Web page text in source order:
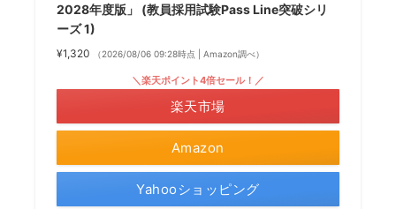
2028年度版」 (教員採用試験Pass Line突破シリ
ーズ 1)
¥1,320 （2026/08/06 09:28時点 | Amazon調べ）
Amazon
＼楽天ポイント4倍セール！／
楽天市場
Yahooショッピング